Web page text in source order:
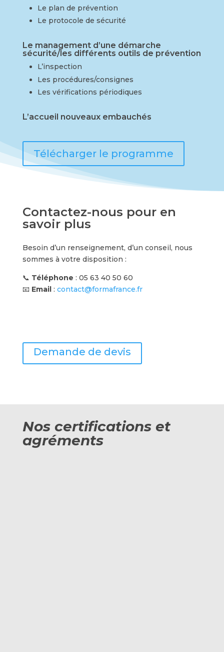
Le plan de prévention
Le protocole de sécurité
Le management d’une démarche
sécurité/les différents outils de prévention
L’inspection
Les procédures/consignes
Les vérifications périodiques
L’accueil nouveaux embauchés
Télécharger le programme
Contactez-nous pour en
savoir plus
Besoin d’un renseignement, d’un conseil, nous
sommes à votre disposition :
📞 Téléphone : 05 63 40 50 60
📧 Email : contact@formafrance.fr
Demande de devis
Nos certifications et
agréments